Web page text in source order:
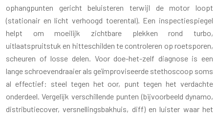
ophangpunten gericht beluisteren terwijl de motor loopt
(stationair en licht verhoogd toerental). Een inspectiespiegel
helpt om moeilijk zichtbare plekken rond turbo,
uitlaatspruitstuk en hitteschilden te controleren op roetsporen,
scheuren of losse delen. Voor doe-het-zelf diagnose is een
lange schroevendraaier als geïmproviseerde stethoscoop soms
al effectief: steel tegen het oor, punt tegen het verdachte
onderdeel. Vergelijk verschillende punten (bijvoorbeeld dynamo,
distributiecover, versnellingsbakhuis, diff) en luister waar het